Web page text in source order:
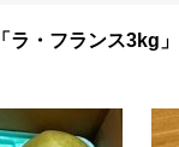
「ラ・フランス3kg」